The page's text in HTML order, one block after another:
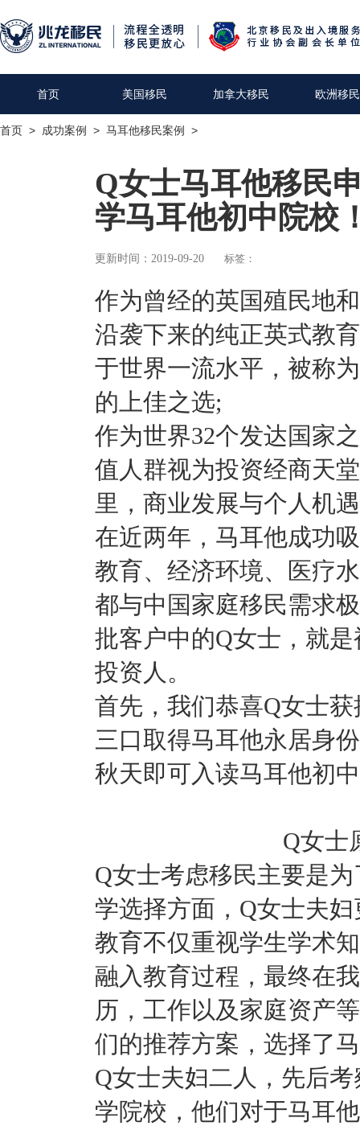
首页 美国移民 加拿大移民 欧洲移民
首页 > 成功案例 > 马耳他移民案例 >
Q女士马耳他移民
学马耳他初中院校
更新时间：2019-09-20 标签：
作为曾经的英国殖民地
沿袭下来的纯正英式教
于世界一流水平，被称
的上佳之选;
作为世界32个发达国家
值人群视为投资经商天
里，商业发展与个人机
在近两年，马耳他成功
教育、经济环境、医疗
都与中国家庭移民需求
批客户中的Q女士，就
投资人。
首先，我们恭喜Q女士
三口取得马耳他永居身
秋天即可入读马耳他初
Q女士
Q女士考虑移民主要是
学选择方面，Q女士夫
教育不仅重视学生学术
融入教育过程，最终在
历，工作以及家庭资产
们的推荐方案，选择了
Q女士夫妇二人，先后
学院校，他们对于马耳